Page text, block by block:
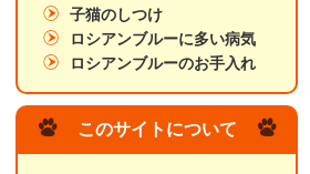
子猫のしつけ
ロシアンブルーに多い病気
ロシアンブルーのお手入れ
このサイトについて